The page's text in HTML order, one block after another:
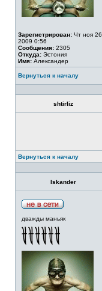
Зарегистрирован: Чт ноя 26,
2009 0:56
Сообщения: 2305
Откуда: Эстония
Имя: Александер
Вернуться к началу
shtirliz
Вернуться к началу
Iskander
дважды маньяк